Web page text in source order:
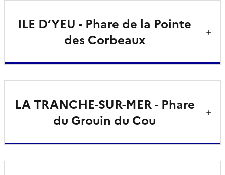
ILE D’YEU - Phare de la Pointe
des Corbeaux
LA TRANCHE-SUR-MER - Phare
du Grouin du Cou